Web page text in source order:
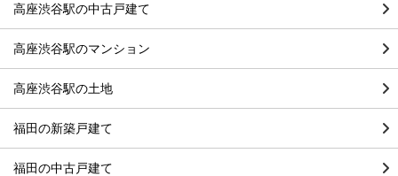
高座渋谷駅の中古戸建て
高座渋谷駅のマンション
高座渋谷駅の土地
福田の新築戸建て
福田の中古戸建て